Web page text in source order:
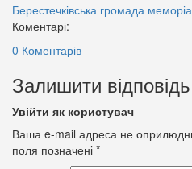
Берестечківська громада
Коментарі:
0 Коментарів
Залишити відповідь
Увійти як користувач
Ваша e-mail адреса не
поля позначені *